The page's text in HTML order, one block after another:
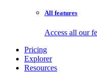
All features
Access all our
Pricing
Explorer
Resources